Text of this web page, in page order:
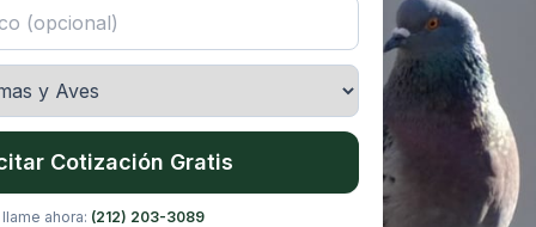
Cotización Gratis
llame ahora: (212) 203-3089